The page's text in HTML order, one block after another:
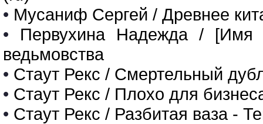
• Мусаниф Сергей / Древнее
• Первухина Надежда / [Имя
ведьмовства
• Стаут Рекс / Смертельный
• Стаут Рекс / Плохо для
• Стаут Рекс / Разбитая ваза -